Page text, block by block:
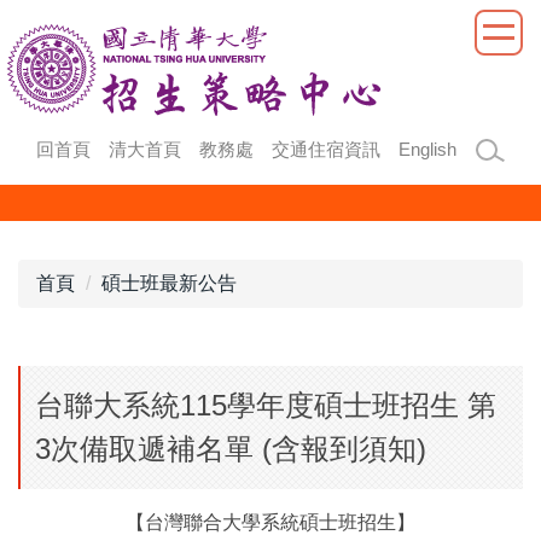
到
主
要
回首頁 清大首頁 教務處 交通住宿資訊 English
首頁 碩士班最新公告
台聯大系統115學年度碩士班招生 第
3次備取遞補名單 (含報到須知)
【台灣聯合大學系統碩士班招生】